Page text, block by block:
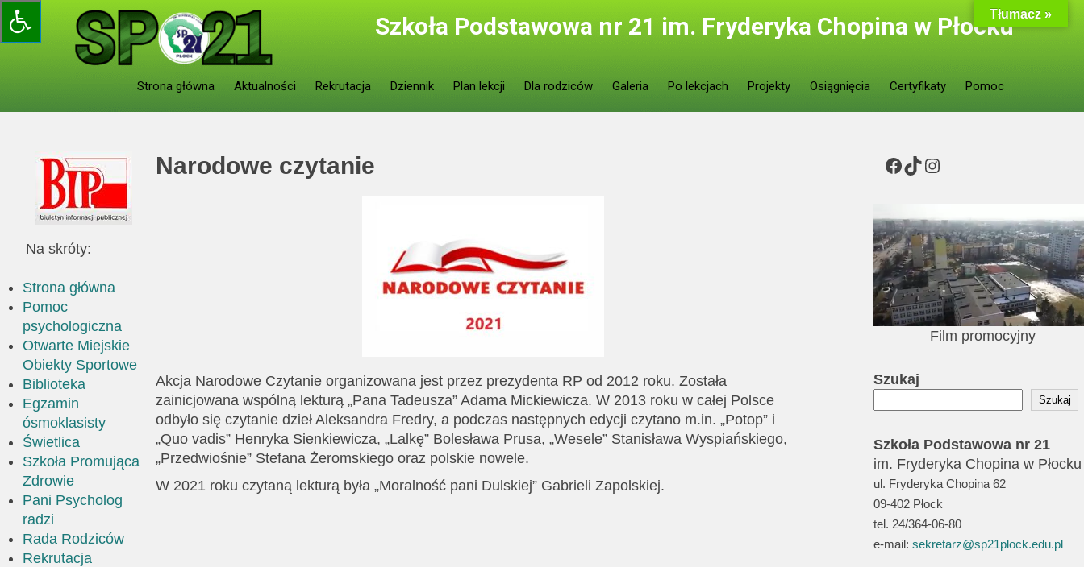
Skip
to
content
Szkoła Podstawowa nr 21 im. Fryderyka Chopina w Płocku
Strona główna Aktualności Rekrutacja Dziennik Plan lekcji Dla rodziców Galeria Po lekcjach Projekty Osiągnięcia Certyfikaty Pomoc
Na skróty:
Strona główna
Pomoc
psychologiczna
Otwarte Miejskie
Obiekty Sportowe
Biblioteka
Egzamin
ósmoklasisty
Świetlica
Szkoła Promująca
Zdrowie
Pani Psycholog
radzi
Rada Rodziców
Rekrutacja
Narodowe czytanie
Akcja Narodowe Czytanie organizowana jest przez prezydenta RP od 2012 roku. Została
zainicjowana wspólną lekturą „Pana Tadeusza” Adama Mickiewicza. W 2013 roku w całej Polsce
odbyło się czytanie dzieł Aleksandra Fredry, a podczas następnych edycji czytano m.in. „Potop” i
„Quo vadis” Henryka Sienkiewicza, „Lalkę” Bolesława Prusa, „Wesele” Stanisława Wyspiańskiego,
„Przedwiośnie” Stefana Żeromskiego oraz polskie nowele.
W 2021 roku czytaną lekturą była „Moralność pani Dulskiej” Gabrieli Zapolskiej.
Facebook
TikTokInstagram
Film promocyjny
Szukaj
Szukaj
Szkoła Podstawowa nr 21
im. Fryderyka Chopina w Płocku
ul. Fryderyka Chopina 62
09-402 Płock
tel. 24/364-06-80
e-mail:sekretarz@sp21plock.edu.pl
Tłumacz »